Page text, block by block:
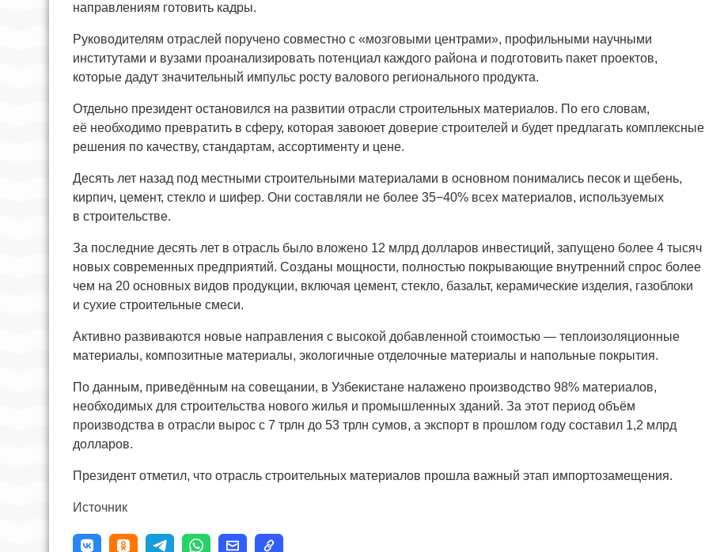
направлениям готовить кадры.
Руководителям отраслей поручено совместно с «мозговыми центрами», профильными научными
институтами и вузами проанализировать потенциал каждого района и подготовить пакет проектов,
которые дадут значительный импульс росту валового регионального продукта.
Отдельно президент остановился на развитии отрасли строительных материалов. По его словам,
её необходимо превратить в сферу, которая завоюет доверие строителей и будет предлагать комплексные
решения по качеству, стандартам, ассортименту и цене.
Десять лет назад под местными строительными материалами в основном понимались песок и щебень,
кирпич, цемент, стекло и шифер. Они составляли не более 35−40% всех материалов, используемых
в строительстве.
За последние десять лет в отрасль было вложено 12 млрд долларов инвестиций, запущено более 4 тысяч
новых современных предприятий. Созданы мощности, полностью покрывающие внутренний спрос более
чем на 20 основных видов продукции, включая цемент, стекло, базальт, керамические изделия, газоблоки
и сухие строительные смеси.
Активно развиваются новые направления с высокой добавленной стоимостью — теплоизоляционные
материалы, композитные материалы, экологичные отделочные материалы и напольные покрытия.
По данным, приведённым на совещании, в Узбекистане налажено производство 98% материалов,
необходимых для строительства нового жилья и промышленных зданий. За этот период объём
производства в отрасли вырос с 7 трлн до 53 трлн сумов, а экспорт в прошлом году составил 1,2 млрд
долларов.
Президент отметил, что отрасль строительных материалов прошла важный этап импортозамещения.
Источник